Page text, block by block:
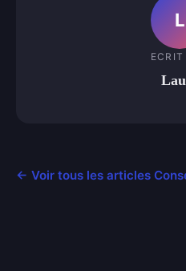
L
ECRIT
← Voir tous les articles